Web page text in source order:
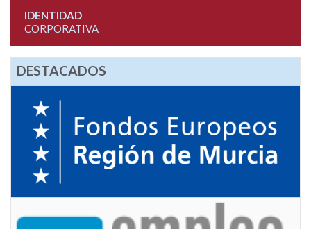
IDENTIDAD
CORPORATIVA
DESTACADOS